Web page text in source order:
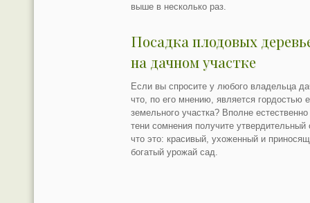
выше в несколько раз.
Посадка плодовых
на дачном участке
Если вы спросите у любого владельца
что, по его мнению, является гордостью
земельного участка? Вполне естественно
тени сомнения получите утвердительный
что это: красивый, ухоженный и
богатый урожай сад.